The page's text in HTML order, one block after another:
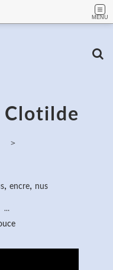
MENU
Clotilde
>
, encre, nus
…